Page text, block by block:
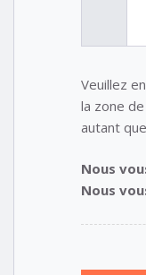
Veuillez
la zone
autant
Nous
Nous